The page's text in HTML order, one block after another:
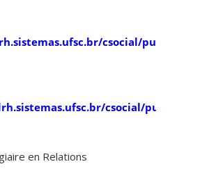
csocial/publico/
csocial/publico/
en Relations